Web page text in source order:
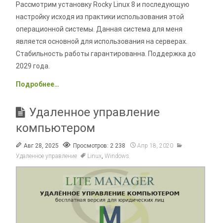
Рассмотрим установку Rocky Linux 8 и последующую
настройку исходя из практики использования этой
операционной системы. Данная система для меня
является основной для использования на серверах.
Стабильность работы гарантированна. Поддержка до
2029 года.
Подробнее…
Удаленное управление
компьютером
Авг 28, 2025 Просмотров: 2 238
Апр 18, 2020
Удаленное управление
Linux, Windows